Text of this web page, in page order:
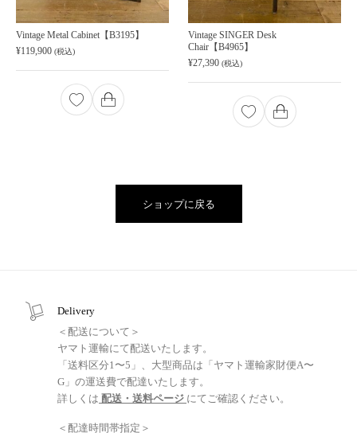
Vintage Metal Cabinet【B3195】
¥119,900 (税込)
Vintage SINGER Desk
Chair【B4965】
¥27,390 (税込)
ショップに戻る
Delivery
＜配送について＞
ヤマト運輸にて配送いたします。
「送料区分1〜5」、大型商品は「ヤマト運輸家財便A〜
G」の運送費で配達いたします。
詳しくは 配送・送料ページ にてご確認ください。
＜配達時間帯指定＞